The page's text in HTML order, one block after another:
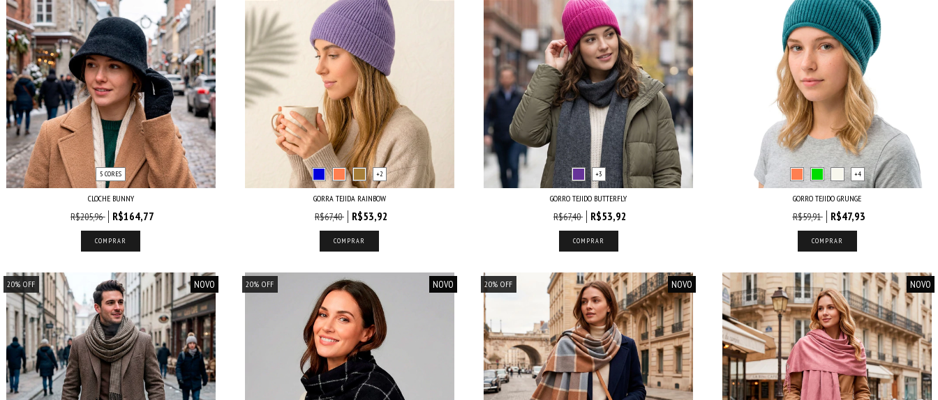
5 CORES
CLOCHE BUNNY
R$205,96 R$164,77
COMPRAR
+2
GORRA TEJIDA RAINBOW
R$67,40 R$53,92
COMPRAR
+3
GORRO TEJIDO BUTTERFLY
R$67,40 R$53,92
COMPRAR
+4
GORRO TEJIDO GRUNGE
R$59,91 R$47,93
COMPRAR
20% OFF NOVO 20%OFF NOVO 20%OFF NOVO NOVO